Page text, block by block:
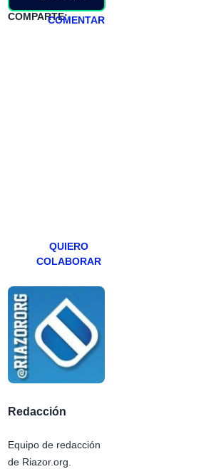
COMPARTE:COMENTAR
QUIERO
COLABORAR
Redacción
Equipo de redacción
de Riazor.org.